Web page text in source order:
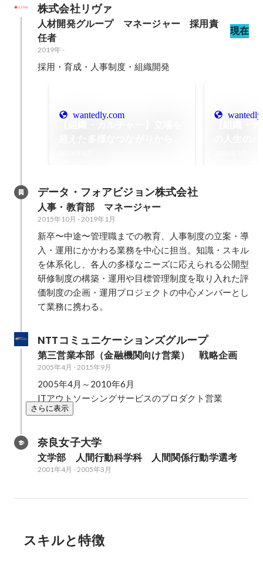
株式会社リヴァ
人材開発グループ　マネージャー　採用責
任者
現在
2019年-
採用・育成・人事制度・組織開発
wantedly.com
データ・フォアビジョン株式会社
人事・教育部　マネージャー
2015年10月 - 2019年1月
新卒〜中途〜管理職までの教育、人事制度の立案・導
入・運用にかかわる業務を中心に担当。知識・スキル
を体系化し、各人の多様なニーズに応えられる公開型
研修制度の構築・運用や目標管理制度を取り入れた評
価制度の企画・運用プロジェクトの中心メンバーとし
て業務に携わる。
NTTコミュニケーションズグループ
第三営業本部（金融機関向け営業）　戦略企画
2005年4月 - 2015年9月
2005年4月～2010年6月
ITアウトソーシングサービスのプロダクト営業
さらに表示
奈良女子大学
文学部　人間行動科学科　人間関係行動学選考
2001年4月 - 2005年3月
スキルと特徴